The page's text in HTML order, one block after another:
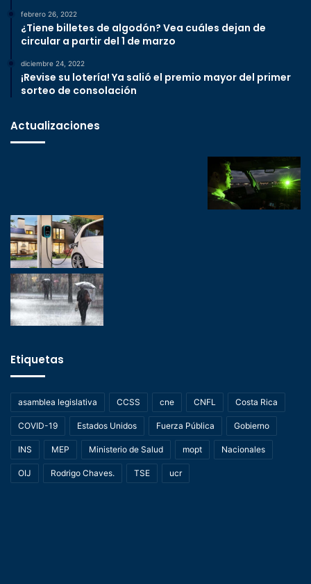
febrero 26, 2022
¿Tiene billetes de algodón? Vea cuáles dejan de
circular a partir del 1 de marzo
diciembre 24, 2022
¡Revise su lotería! Ya salió el premio mayor del primer
sorteo de consolación
Actualizaciones
Etiquetas
asamblea legislativa CCSS cne CNFL Costa Rica
COVID-19 Estados Unidos Fuerza Pública Gobierno
INS MEP Ministerio de Salud mopt Nacionales
OIJ Rodrigo Chaves. TSE ucr